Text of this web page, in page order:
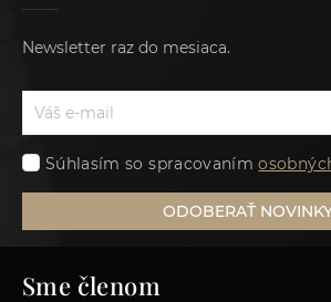
Newsletter raz do mesiaca.
Súhlasím so spracovaním
ODOBERAŤ
Sme členom